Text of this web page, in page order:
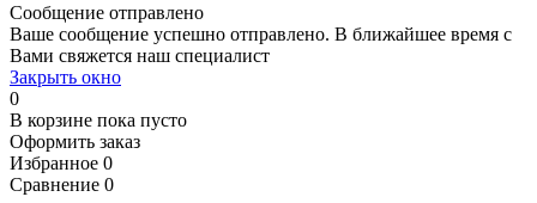
Сообщение отправлено
Ваше сообщение успешно отправлено. В ближайшее время с
Вами свяжется наш специалист
Закрыть окно
0
В корзине пока пусто
Оформить заказ
Избранное 0
Сравнение 0